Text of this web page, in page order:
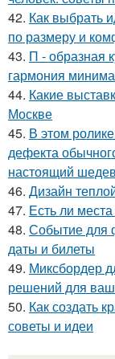
42. Как выбрать
по размеру и
43. П - образная
гармония
44. Какие
Москве
45. В этом
дефекта
настоящий
46. Дизайн
47. Есть ли
48. Событие для
даты и билеты
49. Миксбордер
решений для
50. Как создать
советы и идеи